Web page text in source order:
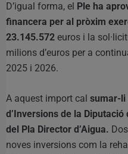
D’igual forma, el Ple ha
financera per al pròxim
23.145.572 euros i la
milions d’euros per a
2025 i 2026.
A aquest import cal sumar-li
d’Inversions de la
del Pla Director d’Aigua.
noves inversions com la